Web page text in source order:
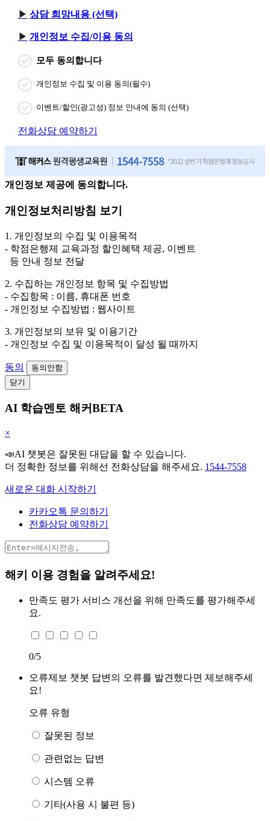
상담 희망내용 (선택)
개인정보 수집/이용 동의
모두 동의합니다
개인정보 수집 및 이용 동의(필수)
이벤트/할인(광고성) 정보 안내에 동의 (선택)
전화상담 예약하기
개인정보 제공에 동의합니다.
개인정보처리방침 보기
1. 개인정보의 수집 및 이용목적
- 학점은행제 교육과정 할인혜택 제공, 이벤트
등 안내 정보 전달
2. 수집하는 개인정보 항목 및 수집방법
- 수집항목 : 이름, 휴대폰 번호
- 개인정보 수집방법 : 웹사이트
3. 개인정보의 보유 및 이용기간
- 개인정보 수집 및 이용목적이 달성 될 때까지
동의
동의안함
닫기
AI 학습멘토 해커BETA
×
📣AI 챗봇은 잘못된 대답을 할 수 있습니다.
더 정확한 정보를 위해선 전화상담을 해주세요. 1544-7558
새로운 대화 시작하기
카카오톡 문의하기
전화상담 예약하기
해키 이용 경험을 알려주세요!
만족도 평가 서비스 개선을 위해 만족도를 평가해주세
요.
0/5
오류제보 챗봇 답변의 오류를 발견했다면 제보해주세
요!
오류 유형
잘못된 정보
관련없는 답변
시스템 오류
기타(사용 시 불편 등)